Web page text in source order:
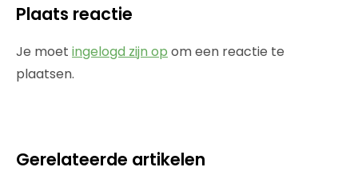
Plaats reactie
Je moet ingelogd zijn op om een reactie te
plaatsen.
Gerelateerde artikelen